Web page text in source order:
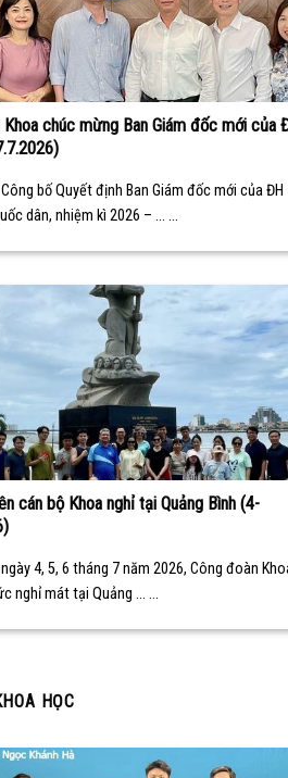
chúc mừng Ban Giám đốc mới của
bố Quyết định Ban Giám đốc mới của ĐH
dân, nhiệm kì 2026 – ... ...
cán bộ Khoa nghỉ tại Quảng Bình (4-
4, 5, 6 tháng 7 năm 2026, Công đoàn
nghỉ mát tại Quảng ... ...
HỌC